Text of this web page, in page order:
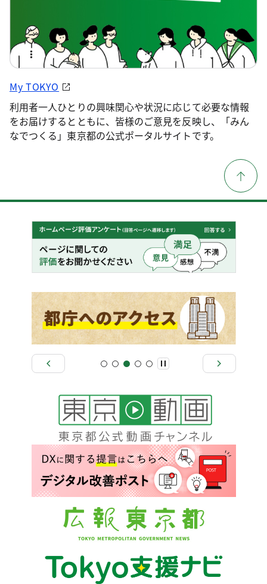
My TOKYO
利用者一人ひとりの興味関心や状況に応じて必要な情報
をお届けするとともに、皆様のご意見を反映し、「みん
なでつくる」東京都の公式ポータルサイトです。